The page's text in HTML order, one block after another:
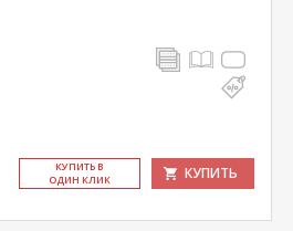
КУ­ПИТЬ В
ОДИН КЛИК
КУПИТЬ